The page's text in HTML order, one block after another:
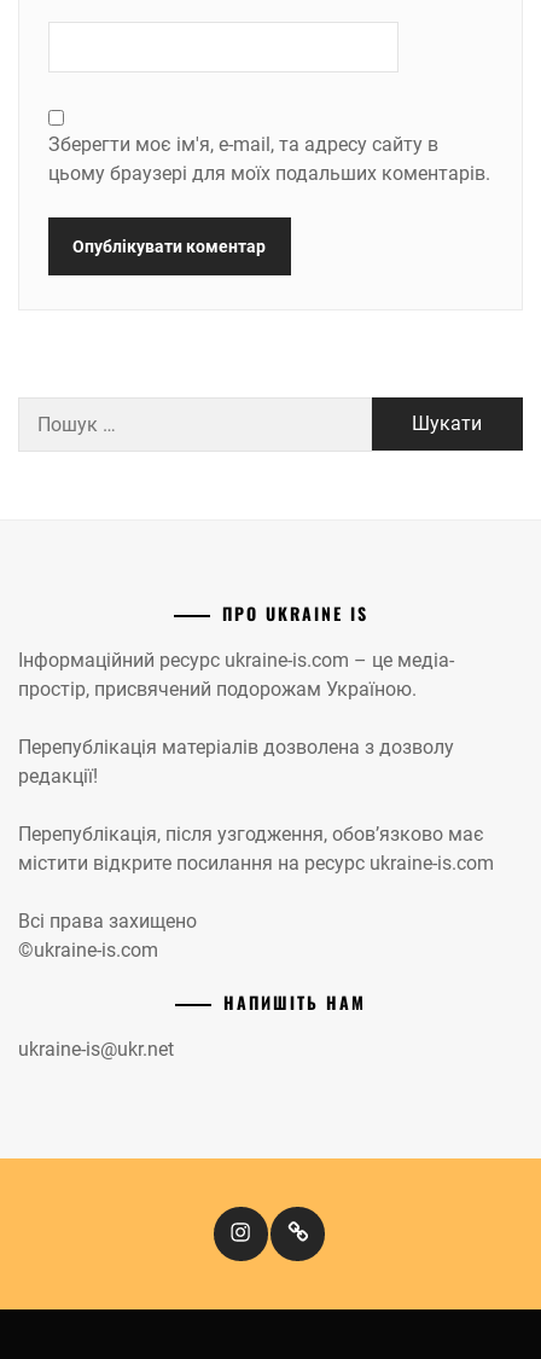
Зберегти моє ім'я, e-mail, та адресу сайту в
цьому браузері для моїх подальших коментарів.
ПРО UKRAINE IS
Інформаційний ресурс ukraine-is.com – це медіа-
простір, присвячений подорожам Україною.
Перепублікація матеріалів дозволена з дозволу
редакції!
Перепублікація, після узгодження, обов’язково має
містити відкрите посилання на ресурс ukraine-is.com
Всі права захищено
©ukraine-is.com
НАПИШІТЬ НАМ
ukraine-is@ukr.net
InstagramКіномандри